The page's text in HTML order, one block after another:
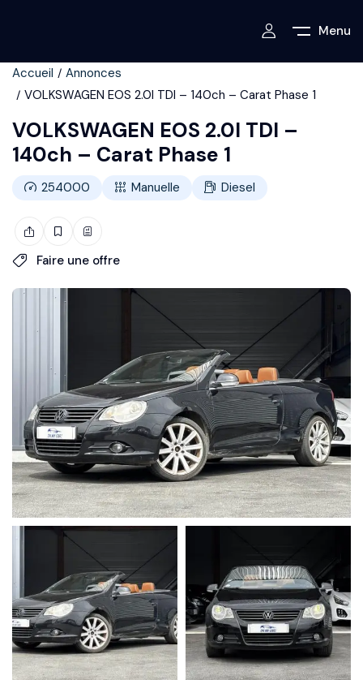
Menu
Accueil
Annonces
VOLKSWAGEN EOS 2.0l TDI – 140ch – Carat Phase 1
VOLKSWAGEN EOS 2.0l TDI –
140ch – Carat Phase 1
254000 Manuelle Diesel
Faire une offre